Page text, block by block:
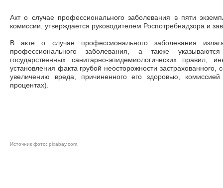
Акт о случае профессионального заболевания в пяти
комиссии, утверждается руководителем Роспотребнадзора и
В акте о случае профессионального заболевания
профессионального заболевания, а также
государственных санитарно-эпидемиологических правил,
установления факта грубой неосторожности
увеличению вреда, причиненного его здоровью,
процентах).
Источник фото: pixabay.com.